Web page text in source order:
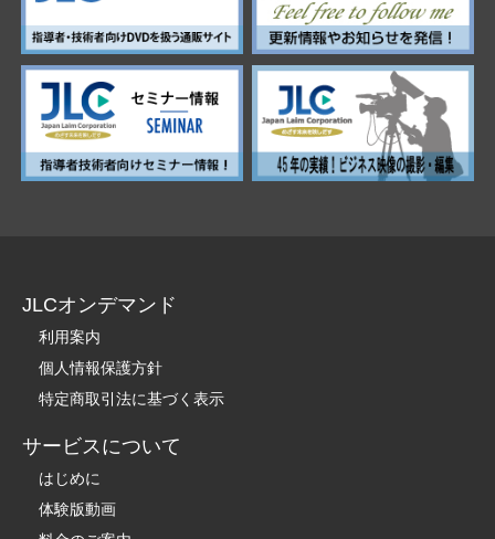
JLCオンデマンド
利用案内
個人情報保護方針
特定商取引法に基づく表示
サービスについて
はじめに
体験版動画